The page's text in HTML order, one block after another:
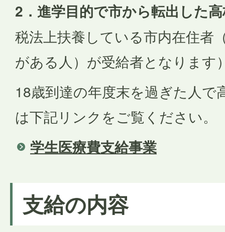
2．進学目的で市から転出した
税法上扶養している市内在住者
がある人）が受給者となります
18歳到達の年度末を過ぎた人で
は下記リンクをご覧ください。
学生医療費支給事業
支給の内容